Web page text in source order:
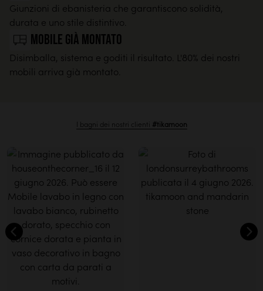
Giunzioni di ebanisteria che garantiscono solidità,
durata e uno stile distintivo.
Mobile già montato
Disimballa, sistema e goditi il risultato. L'80% dei nostri
mobili arriva già montato.
I bagni dei nostri clienti #tikamoon